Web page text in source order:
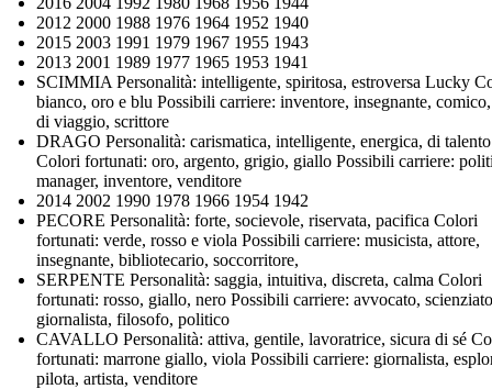
2012 2000 1988 1976 1964 1952 1940
2015 2003 1991 1979 1967 1955 1943
2013 2001 1989 1977 1965 1953 1941
SCIMMIA Personalità: intelligente, spiritosa, estroversa Lucky
bianco, oro e blu Possibili carriere: inventore, insegnante,
di viaggio, scrittore
DRAGO Personalità: carismatica, intelligente, energica, di talento
Colori fortunati: oro, argento, grigio, giallo Possibili carriere:
manager, inventore, venditore
2014 2002 1990 1978 1966 1954 1942
PECORE Personalità: forte, socievole, riservata, pacifica Colori
fortunati: verde, rosso e viola Possibili carriere: musicista, attore,
insegnante, bibliotecario, soccorritore,
SERPENTE Personalità: saggia, intuitiva, discreta, calma Colori
fortunati: rosso, giallo, nero Possibili carriere: avvocato,
giornalista, filosofo, politico
CAVALLO Personalità: attiva, gentile, lavoratrice, sicura di sé
fortunati: marrone giallo, viola Possibili carriere: giornalista,
pilota, artista, venditore